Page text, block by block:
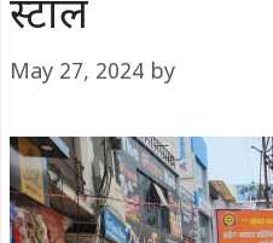
स्टॉल
May 27, 2024 by